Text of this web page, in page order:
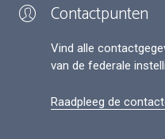
Contactpunten
Vind alle
van de federale
Raadpleeg de